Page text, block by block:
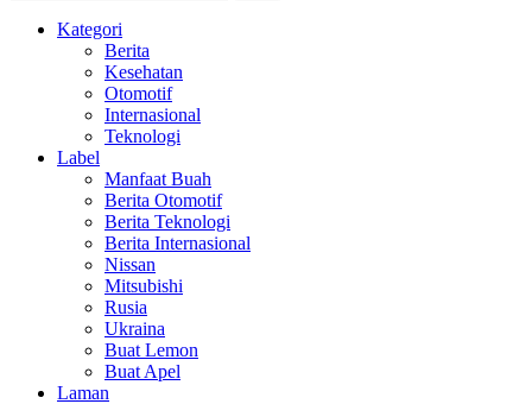
Kategori
Berita
Kesehatan
Otomotif
Internasional
Teknologi
Label
Manfaat Buah
Berita Otomotif
Berita Teknologi
Berita Internasional
Nissan
Mitsubishi
Rusia
Ukraina
Buat Lemon
Buat Apel
Laman